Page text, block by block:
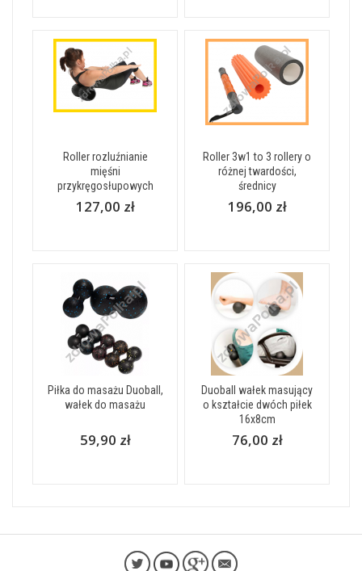
Roller rozluźnianie
mięśni
przykręgosłupowych
127,00 zł
Roller 3w1 to 3 rollery o
różnej twardości,
średnicy
196,00 zł
Piłka do masażu Duoball,
wałek do masażu
59,90 zł
Duoball wałek masujący
o kształcie dwóch piłek
16x8cm
76,00 zł